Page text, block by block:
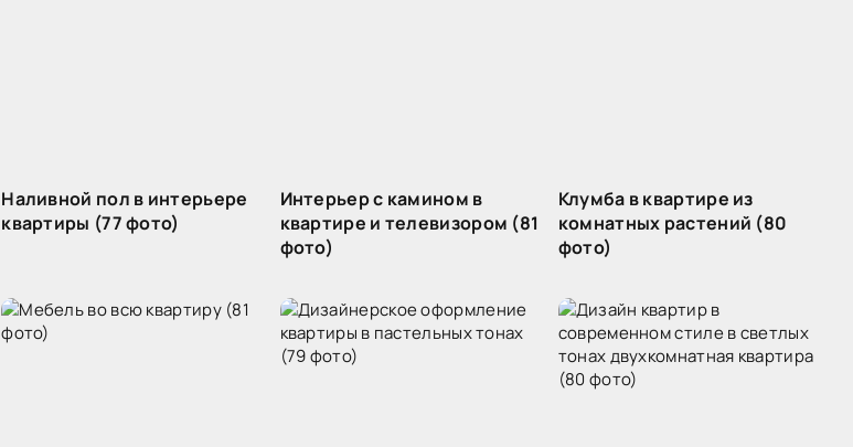
Наливной пол в интерьере
квартиры (77 фото)
Интерьер с камином в
квартире и телевизором (81
фото)
Клумба в квартире из
комнатных растений (80
фото)